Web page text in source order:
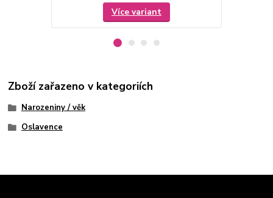
Více variant
Zboží zařazeno v kategoriích
Narozeniny / věk
Oslavence